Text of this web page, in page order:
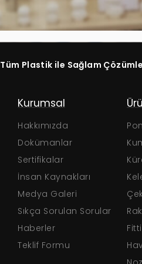
Tüm Plastik ile Sağlam
Kurumsal
Hakkımızda
Dokümanlar
Sertifikalar
İnsan Kaynakları
Medya Galeri
Sıkça Sorulan Sorular
Haberler
Teklif Formu